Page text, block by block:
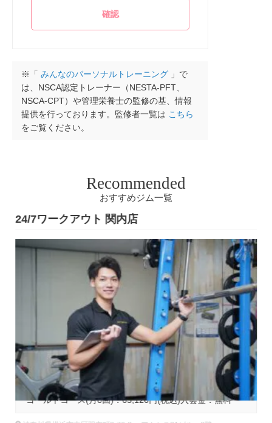
※「 みんなのパーソナルトレーニング 」で
は、NSCA認定トレーナー（NESTA-PFT、
NSCA-CPT）や管理栄養士の監修の基、情報
提供を行っております。監修者一覧は こちら
をご覧ください。
Recommended
おすすめジム一覧
24/7ワークアウト 関内店
基本コース料金
ゴールドコース(月8回)：65,120円(税込)入会金：無料